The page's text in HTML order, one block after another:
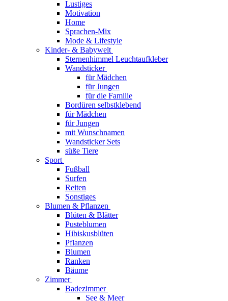
Lustiges
Motivation
Home
Sprachen-Mix
Mode & Lifestyle
Kinder- & Babywelt
Sternenhimmel Leuchtaufkleber
Wandsticker
für Mädchen
für Jungen
für die Familie
Bordüren selbstklebend
für Mädchen
für Jungen
mit Wunschnamen
Wandsticker Sets
süße Tiere
Sport
Fußball
Surfen
Reiten
Sonstiges
Blumen & Pflanzen
Blüten & Blätter
Pusteblumen
Hibiskusblüten
Pflanzen
Blumen
Ranken
Bäume
Zimmer
Badezimmer
See & Meer